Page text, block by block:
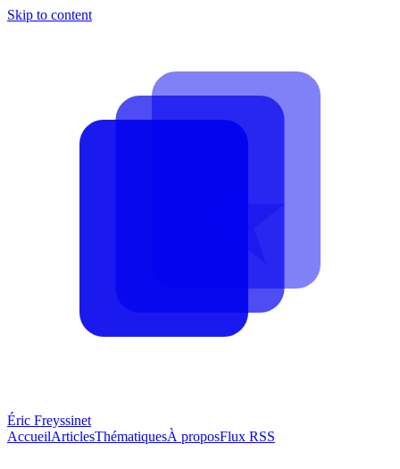
Skip to content
Éric Freyssinet
AccueilArticlesThématiquesÀ proposFlux RSS